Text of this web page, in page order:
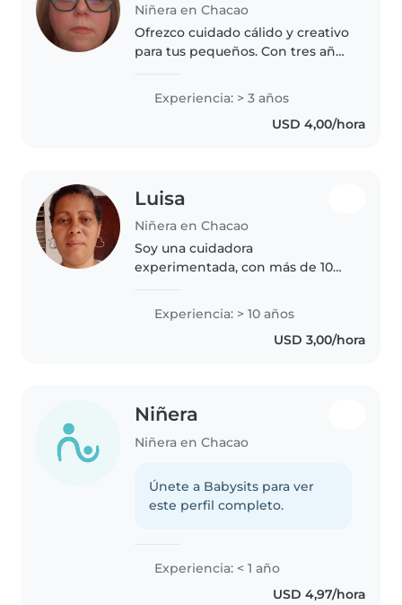
Niñera en Chacao
Ofrezco cuidado cálido y creativo
para tus pequeños. Con tres años
dibujar y hacer manualidades.
Disfruto ayudando con la tarea..
Experiencia: > 3 años
USD 4,00/hora
Luisa
Niñera en Chacao
Soy una cuidadora
experimentada, con más de 10
con niños en edad preescolar y
escolar. Me encanta leerles
cuentos, hacer manualidades y
Experiencia: > 10 años
USD 3,00/hora
Niñera
Niñera en Chacao
Únete a Babysits para ver
este perfil completo.
Experiencia: < 1 año
USD 4,97/hora